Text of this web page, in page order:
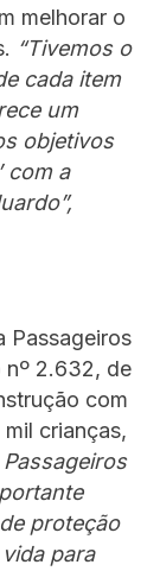
melhorar o
“Tivemos o
cada item
um
objetivos
com a
Passageiros
nº 2.632, de
com
crianças,
Passageiros
proteção
para